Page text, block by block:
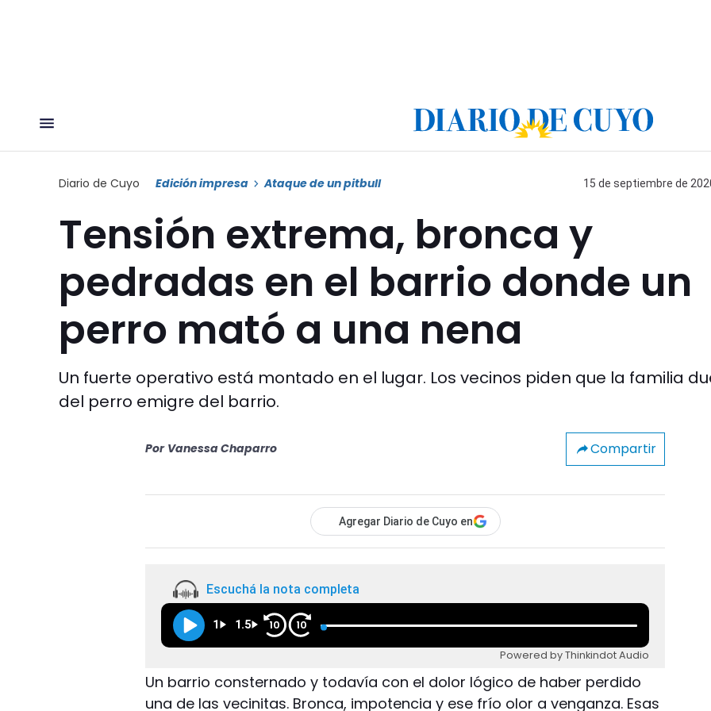
Diario de Cuyo Edición impresa Ataque de un pitbull 15 de septiembre de
Tensión extrema, bronca y
pedradas en el barrio donde un
perro mató a una nena
Un fuerte operativo está montado en el lugar. Los vecinos piden que la familia
del perro emigre del barrio.
Por Vanessa Chaparro Compartir
Agregar Diario de Cuyo en
Escuchá la nota completa
1 1.5 10 10
Powered by Thinkindot Audio
Un barrio consternado y todavía con el dolor lógico de haber perdido
una de las vecinitas. Bronca, impotencia y ese frío olor a venganza. Esas